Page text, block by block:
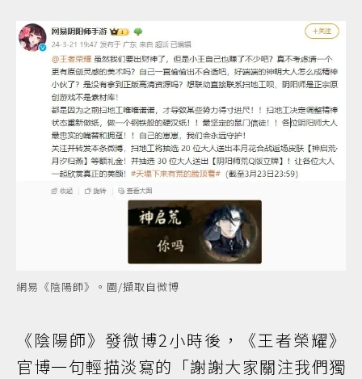
網易《陰陽師》。圖/擷取自微博
《陰陽師》發微博2小時後，《王者榮耀》
官博一句輕描淡寫的「謝謝大家關注我們獨